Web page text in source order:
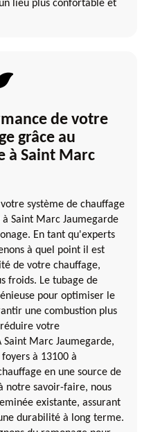
lieu plus confortable et
de votre
grâce au
à Saint Marc
système de chauffage
Saint Marc Jaumegarde
En tant qu'experts
à quel point il est
de votre chauffage,
froids. Le tubage de
pour optimiser le
une combustion plus
votre
Marc Jaumegarde,
à 13100 à
en une source de
notre savoir-faire, nous
existante, assurant
durabilité à long terme.